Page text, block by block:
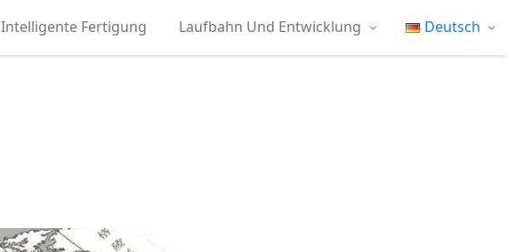
Intelligente Fertigung Laufbahn Und Entwicklung Deutsch